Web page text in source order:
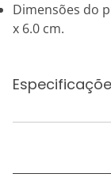
Dimensões do
x 6.0 cm.